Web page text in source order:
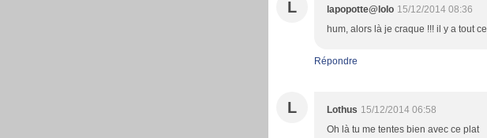
L lapopotte@lolo 15/12/2014 08:36
hum, alors là je craque !!! il y a tout
Répondre
L Lothus 15/12/2014 06:58
Oh là tu me tentes bien avec ce plat